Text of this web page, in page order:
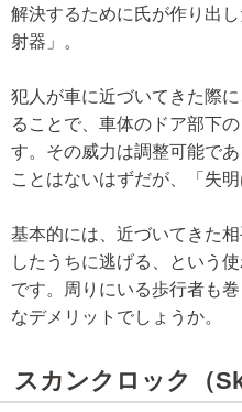
解決するために氏が作り出
射器」。
犯人が車に近づいてきた際
ることで、車体のドア部下
す。その威力は調整可能で
ことはないはずだが、「失
基本的には、近づいてきた
したうちに逃げる、という
です。周りにいる歩行者も
なデメリットでしょうか。
スカンクロック（